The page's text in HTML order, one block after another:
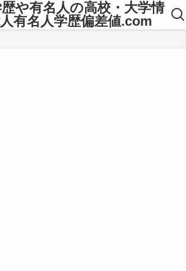
や有名人の高校・大学情
有名人学歴偏差値.com